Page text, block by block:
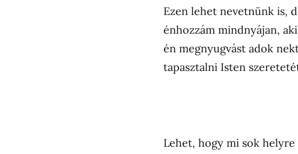
Ezen lehet nevetnünk is,
énhozzám mindnyájan,
én megnyugvást adok
tapasztalni Isten
Lehet, hogy mi sok